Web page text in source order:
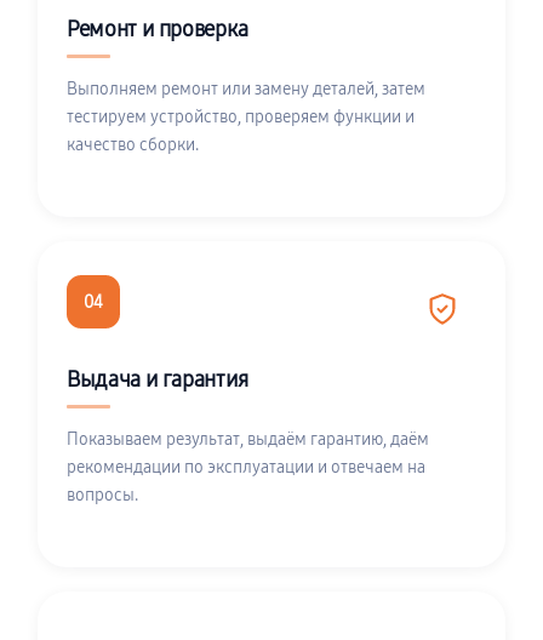
Ремонт и проверка
Выполняем ремонт или замену деталей, затем
тестируем устройство, проверяем функции и
качество сборки.
04
Выдача и гарантия
Показываем результат, выдаём гарантию, даём
рекомендации по эксплуатации и отвечаем на
вопросы.